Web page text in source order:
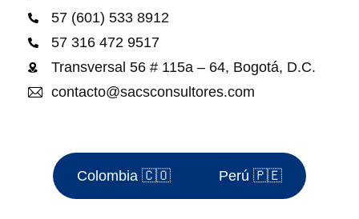
57 (601) 533 8912
57 316 472 9517
Transversal 56 # 115a – 64, Bogotá, D.C.
contacto@sacsconsultores.com
Colombia 🇨🇴 Perú 🇵🇪